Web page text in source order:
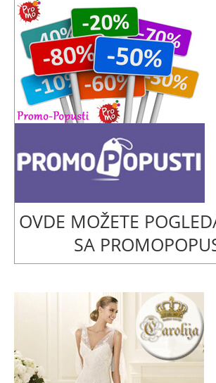
OVDE MOŽETE
SA